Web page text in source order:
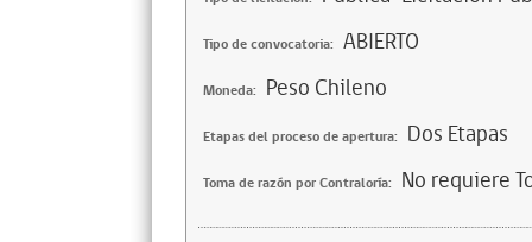
Tipo de convocatoria: ABIERTO
Moneda: Peso Chileno
Etapas del proceso de apertura: Dos Etapas
Toma de razón por Contraloría: No requiere